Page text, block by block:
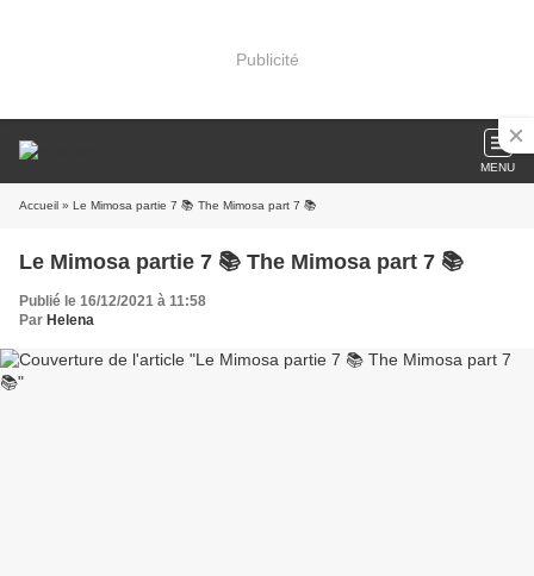
Publicité
MENU
Accueil » Le Mimosa partie 7 📚 The Mimosa part 7 📚
Le Mimosa partie 7 📚 The Mimosa part 7 📚
Publié le 16/12/2021 à 11:58
Par Helena